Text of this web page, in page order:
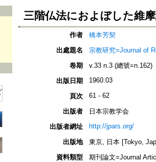
三階仏法におよぼした維
作者
橋本芳契
出處題名
宗教研究=Journal of
卷期
v.33 n.3 (總號=n.162)
出版日期
1960.03
頁次 61 - 62
出版者
日本宗教学会
出版者網址
http://jpars.org/
出版地
東京, 日本 [Tokyo,
資料類型
期刊論文=Journal